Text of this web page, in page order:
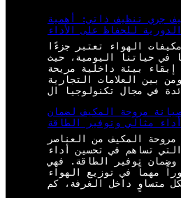
جري تنظيف ذاتي: أهمية
للحفاظ على الأداء
الهواء تعتبر جزءًا
في حياتنا اليومية، حيث
إبقاء بيئة داخلية مريحة
بين العلامات التجارية
مروحة المكيف لضمان
أداء مثالي وتوفير الطاقة
مروحة المكيف من العناصر
التي تساهم في تحسين أداء
وضمان توفير الطاقة. فهي
مهماً في توزيع الهواء